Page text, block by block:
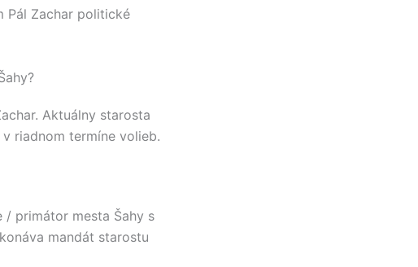
Pál Zachar politické
. Aktuálny starosta
riadnom termíne volieb.
/ primátor mesta Šahy s
mandát starostu